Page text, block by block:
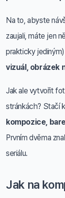
Na to, abyste
zaujali, máte jen
prakticky
vizuál, obrázek
Jak ale vytvořit
stránkách? Stačí
kompozice,
Prvním dvěma
seriálu.
Jak na